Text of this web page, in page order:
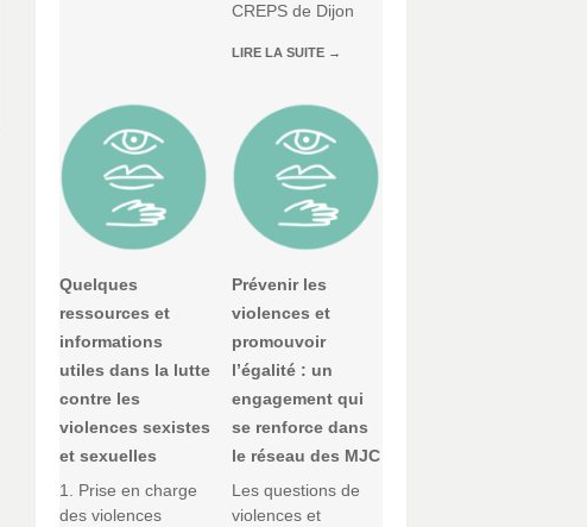
CREPS de Dijon
LIRE LA SUITE →
Quelques
ressources et
informations
utiles dans la lutte
contre les
violences sexistes
et sexuelles
1. Prise en charge
des violences
Prévenir les
violences et
promouvoir
l’égalité : un
engagement qui
se renforce dans
le réseau des MJC
Les questions de
violences et